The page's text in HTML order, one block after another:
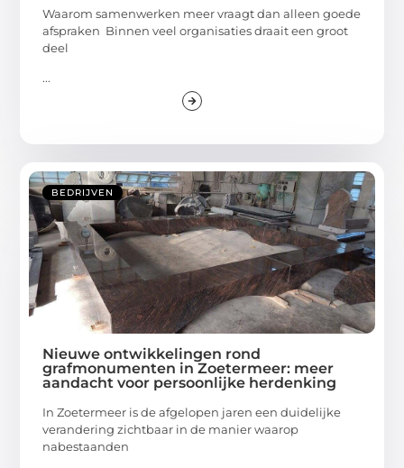
Waarom samenwerken meer vraagt dan alleen goede
afspraken Binnen veel organisaties draait een groot
deel
...
BEDRIJVEN
Nieuwe ontwikkelingen rond
grafmonumenten in Zoetermeer: meer
aandacht voor persoonlijke herdenking
In Zoetermeer is de afgelopen jaren een duidelijke
verandering zichtbaar in de manier waarop
nabestaanden